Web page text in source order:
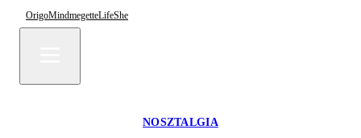
OrigoMindmegetteLifeShe
NOSZTALGIA